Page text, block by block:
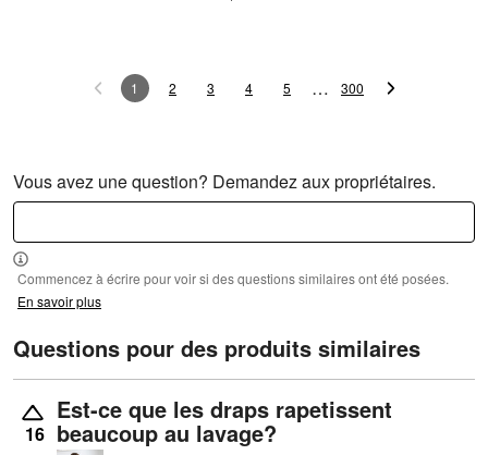
1 2 3 4 5 … 300
Vous avez une question? Demandez aux propriétaires.
Commencez à écrire pour voir si des questions similaires ont été posées.
En savoir plus
Questions pour des produits similaires
16
Est-ce que les draps rapetissent
beaucoup au lavage?